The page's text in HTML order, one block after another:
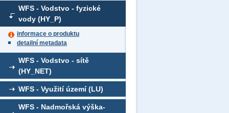
WFS - Vodstvo - fyzické
vody (HY_P)
informace o produktu
detailní metadata
WFS - Vodstvo - sítě
(HY_NET)
WFS - Využití území (LU)
WFS - Nadmořská výška-